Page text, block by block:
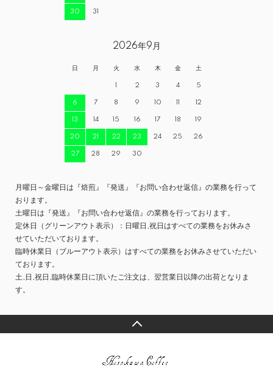
30 31
2026年9月
日 月 火 水 木 金 土
1 2 3 4 5
6 7 8 9 10 11 12
13 14 15 16 17 18 19
20 21 22 23 24 25 26
27 28 29 30
月曜日～金曜日は『焙煎』『発送』『お問い合わせ返信』の業務を行って
おります。
土曜日は『発送』『お問い合わせ返信』の業務を行っております。
定休日（グリーンアウト表示）：日曜日,祝日はすべての業務をお休みさ
せていただいております。
臨時休業日（ブルーアウト表示）はすべての業務をお休みさせていただい
ております。
土,日,祝日,臨時休業日に頂いたご注文は、翌営業日以降の出荷となりま
す。